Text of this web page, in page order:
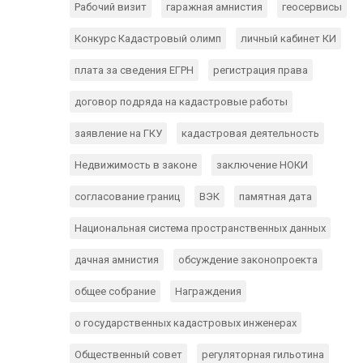
Рабочий визит гаражная амнистия геосервисы
Конкурс Кадастровый олимп личный кабинет КИ
плата за сведения ЕГРН регистрация права
договор подряда на кадастровые работы
заявление на ГКУ кадастровая деятельность
Недвижимость в законе заключение НОКИ
согласование границ ВЭК памятная дата
Национальная система пространственных данных
дачная амнистия обсуждение законопроекта
общее собрание Награждения
о государственных кадастровых инженерах
Общественный совет регуляторная гильотина